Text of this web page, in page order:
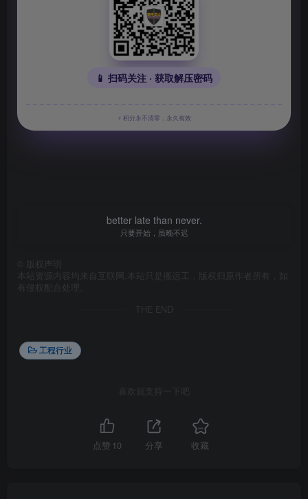
📱 扫码关注 · 获取解压密码
⚡ 积分永不清零，永久有效
better late than never.
只要开始，虽晚不迟
版权声明
本站资源内容均来自互联网,本站只是搬运工，版权归原作者所有，如
有侵权配合处理。
THE END
工程行业
喜欢就支持一下吧
点赞 10 分享 收藏